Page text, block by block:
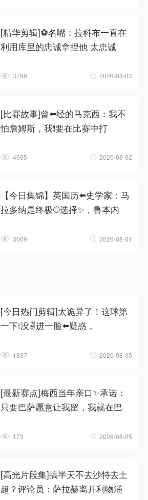
[精华剪辑]⚽名嘴：拉科布一直在
利用库里的忠诚拿捏他 太忠诚
3799 2026-08-03
[比赛故事]曾⬅️经的马克西：我不
怕詹姆斯，我❗要在比赛中打
4695 2026-08-02
【今日集锦】英国历⬅️史学家：马
拉多纳是终极⚾选择✨，鲁本内
3009 2026-08-01
[今日热门剪辑]太诡异了！这球第
一下❕没✌️进一脸⬅️疑惑，
1837 2026-08-05
[最新赛点]梅西当年亲口✨承诺：
只要巴萨愿意让我留，我就在巴
173 2026-08-05
[高光片段集]搞半天不去沙特去土
超？评论员：萨拉赫离开利物浦